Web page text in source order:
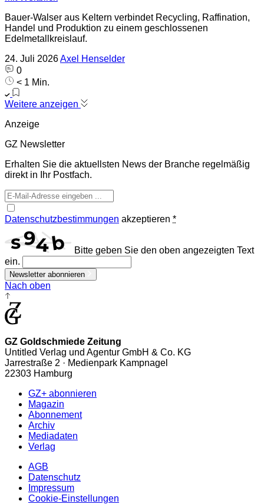
Bauer-Walser aus Keltern verbindet Recycling, Raffination,
Handel und Produktion zu einem geschlossenen
Edelmetallkreislauf.
24. Juli 2026Axel Henselder
0
< 1 Min.
Weitere anzeigen
Anzeige
GZ Newsletter
Erhalten Sie die aktuellsten News der Branche regelmäßig
direkt in Ihr Postfach.
Datenschutzbestimmungen akzeptieren *
Bitte geben Sie den oben angezeigten Text
ein.
Newsletter abonnieren
Nach oben
GZ Goldschmiede Zeitung
Untitled Verlag und Agentur GmbH & Co. KG
Jarrestraße 2 · Medienpark Kampnagel
22303 Hamburg
GZ+ abonnieren
Magazin
Abonnement
Archiv
Mediadaten
Verlag
AGB
Datenschutz
Impressum
Cookie-Einstellungen